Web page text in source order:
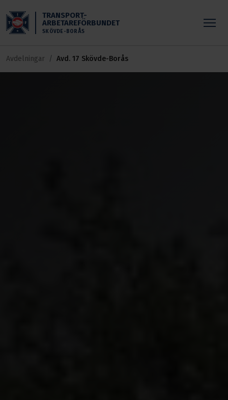
TRANSPORT-
ARBETAREFÖRBUNDET
SKÖVDE-BORÅS
Avdelningar Avd. 17 Skövde-Borås